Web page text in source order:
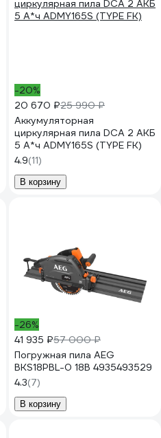
-20%
20 670 ₽25 990 ₽
Аккумуляторная
циркулярная пила DCA 2 АКБ
5 А*ч ADMY165S (TYPE FK)
4.9(11)
В корзину
-26%
41 935 ₽57 000 ₽
Погружная пила AEG
BKS18PBL-0 18В 4935493529
4.3(7)
В корзину